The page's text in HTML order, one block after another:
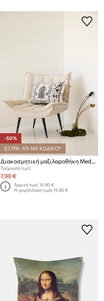
-50%
ΕΞΤΡΑ -5% ΜΕ ΚΩΔΙΚΟ*
Διακοσμητική μαξιλαροθήκη Medicine
Τρέχουσα τιμή:
7,90 €
Αρχική τιμή:15,90 €
Η χαμηλότερη τιμή:15,90 €